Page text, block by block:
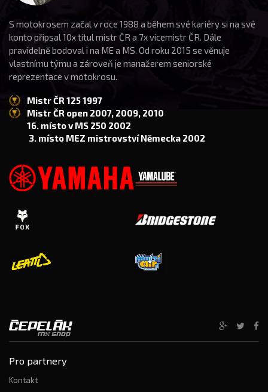
S motokrosem začal v roce 1988 a během své kariéry si na své
konto připsal 10x titul mistr ČR a 7x vicemistr ČR. Dále
pravidelně bodoval i na ME a MS. Od roku 2015 se věnuje
vlastnímu týmu a zároveň je manažerem seniorské
reprezentace v motokrosu.
Mistr ČR 125 1997
Mistr ČR open 2007, 2009, 2010
16. místo v MS 250 2002
3. místo MEZ mistrovství Německa 2002
Pro partnery
Kontakt